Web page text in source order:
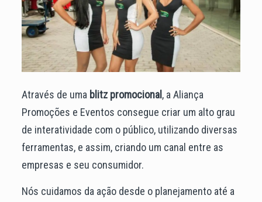
Através de uma blitz promocional , a Aliança
Promoções e Eventos consegue criar um alto grau
de interatividade com o público, utilizando diversas
ferramentas, e assim, criando um canal entre as
empresas e seu consumidor.
Nós cuidamos da ação desde o planejamento até a